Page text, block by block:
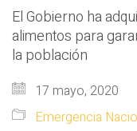
El Gobierno ha
alimentos para
la población
17 mayo, 2020
Emergencia